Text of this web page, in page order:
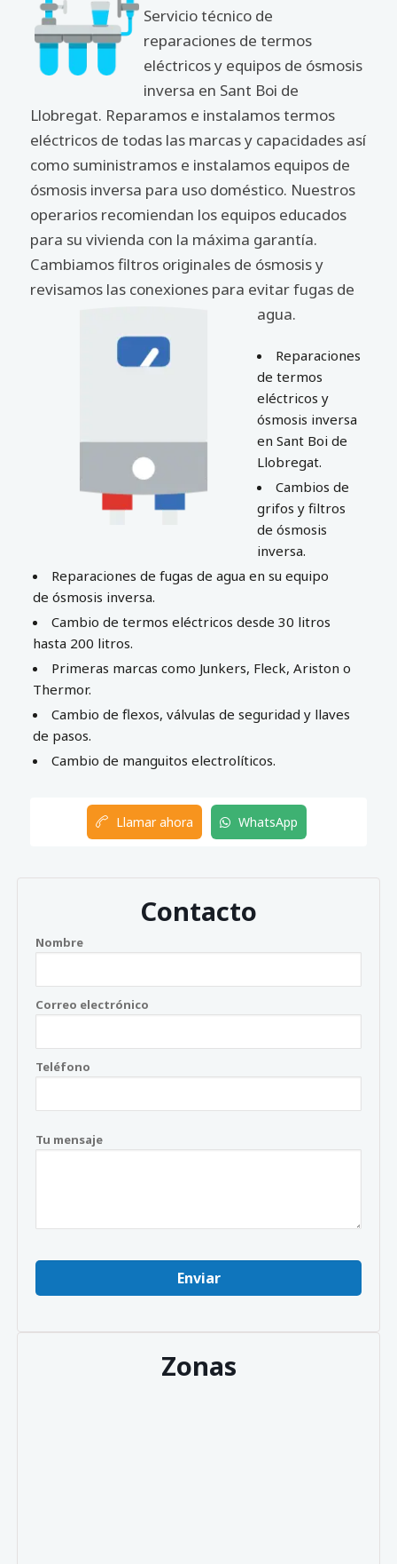
Servicio técnico de
reparaciones de termos
eléctricos y equipos de ósmosis
inversa en Sant Boi de
Llobregat. Reparamos e instalamos termos
eléctricos de todas las marcas y capacidades así
como suministramos e instalamos equipos de
ósmosis inversa para uso doméstico. Nuestros
operarios recomiendan los equipos educados
para su vivienda con la máxima garantía.
Cambiamos filtros originales de ósmosis y
revisamos las conexiones para evitar fugas de
agua.
Reparaciones
de termos
eléctricos y
ósmosis inversa
en Sant Boi de
Llobregat.
Cambios de
grifos y filtros
de ósmosis
inversa.
Reparaciones de fugas de agua en su equipo
de ósmosis inversa.
Cambio de termos eléctricos desde 30 litros
hasta 200 litros.
Primeras marcas como Junkers, Fleck, Ariston o
Thermor.
Cambio de flexos, válvulas de seguridad y llaves
de pasos.
Cambio de manguitos electrolíticos.
Llamar ahora WhatsApp
Contacto
Nombre
Correo electrónico
Teléfono
Tu mensaje
Zonas